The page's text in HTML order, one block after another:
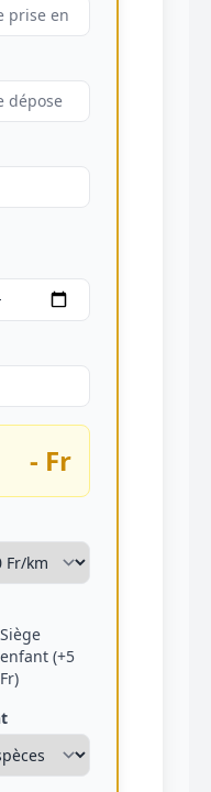
- Fr
Siège
enfant (+5
Fr)